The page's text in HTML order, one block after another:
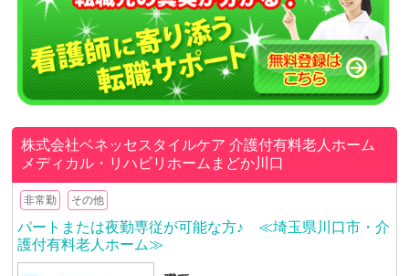
株式会社ベネッセスタイルケア介護付有料老人ホーム
メディカル・リハビリホームまどか川口
非常勤 その他
パートまたは夜勤専従が可能な方♪ ≪埼玉県川口市・介
護付有料老人ホーム≫